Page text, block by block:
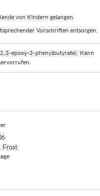
von Kindern gelangen.
Vorschriften entsorgen.
epoxy-3-phenylbutyrate). Kann
Frost